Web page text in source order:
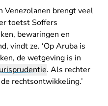
Venezolanen brengt veel
toetst Soffers
bewaringen en
vindt ze. ‘Op Aruba is
de wetgeving is in
. Als rechter
rechtsontwikkeling.’